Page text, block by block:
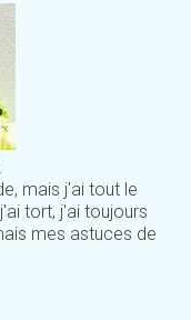
mais j'ai tout le
tort, j'ai toujours
mes astuces de